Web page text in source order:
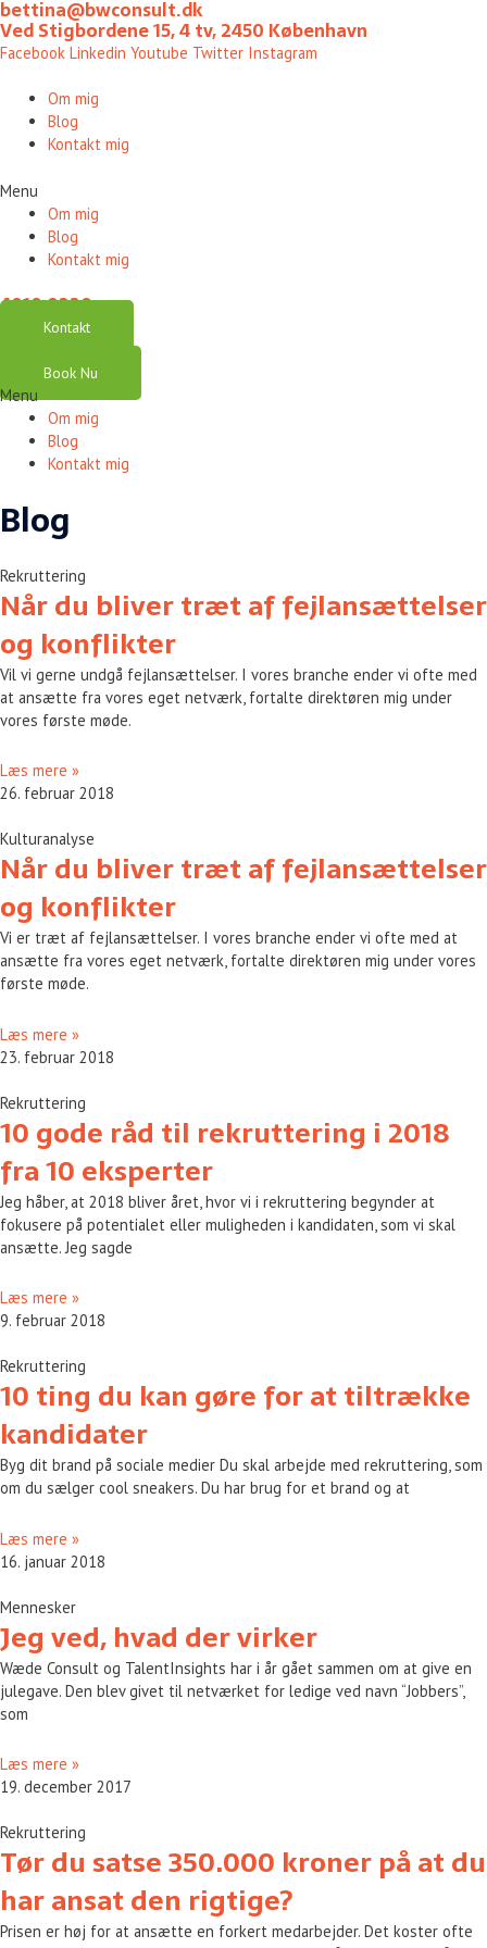
Gå
til
indholdet
bettina@bwconsult.dk
Ved Stigbordene 15, 4 tv, 2450 København
Facebook Linkedin Youtube Twitter Instagram
Om mig
Blog
Kontakt mig
Menu
Om mig
Blog
Kontakt mig
4010 0220
Kontakt
Book Nu
Menu
Om mig
Blog
Kontakt mig
Blog
Rekruttering
Når du bliver træt af fejlansættelser
og konflikter
Vil vi gerne undgå fejlansættelser. I vores branche ender vi ofte med
at ansætte fra vores eget netværk, fortalte direktøren mig under
vores første møde.
Læs mere »
26. februar 2018
Kulturanalyse
Når du bliver træt af fejlansættelser
og konflikter
Vi er træt af fejlansættelser. I vores branche ender vi ofte med at
ansætte fra vores eget netværk, fortalte direktøren mig under vores
første møde.
Læs mere »
23. februar 2018
Rekruttering
10 gode råd til rekruttering i 2018
fra 10 eksperter
Jeg håber, at 2018 bliver året, hvor vi i rekruttering begynder at
fokusere på potentialet eller muligheden i kandidaten, som vi skal
ansætte. Jeg sagde
Læs mere »
9. februar 2018
Rekruttering
10 ting du kan gøre for at tiltrække
kandidater
Byg dit brand på sociale medier Du skal arbejde med rekruttering, som
om du sælger cool sneakers. Du har brug for et brand og at
Læs mere »
16. januar 2018
Mennesker
Jeg ved, hvad der virker
Wæde Consult og TalentInsights har i år gået sammen om at give en
julegave. Den blev givet til netværket for ledige ved navn “Jobbers”,
som
Læs mere »
19. december 2017
Rekruttering
Tør du satse 350.000 kroner på at du
har ansat den rigtige?
Prisen er høj for at ansætte en forkert medarbejder. Det koster ofte